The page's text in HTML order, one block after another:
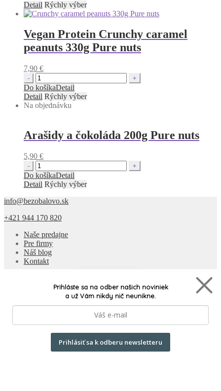
Detail Rýchly výber
Vegan Protein Crunchy caramel
peanuts 330g Pure nuts
7,90 €
Quantity
Do košíkaDetail
Detail Rýchly výber
Na objednávku
Arašidy a čokoláda 200g Pure nuts
5,90 €
Quantity
Do košíkaDetail
Detail Rýchly výber
info@bezobalovo.sk
+421 944 170 820
Naše predajne
Pre firmy
Náš blog
Kontakt
Doprava a platba
Všeobecné podmienky
Ochrana osobných údajov
Odstúpiť od zmluvy tu
Všetky produkty
Prihláste sa na odber našich noviniek
a už Vám nikdy nič neunikne.
Prihlásiť sa k odberu newsletteru